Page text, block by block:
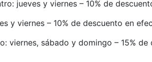
jueves y viernes – 10% de
y viernes – 10% de descuento en
viernes, sábado y domingo – 15% de